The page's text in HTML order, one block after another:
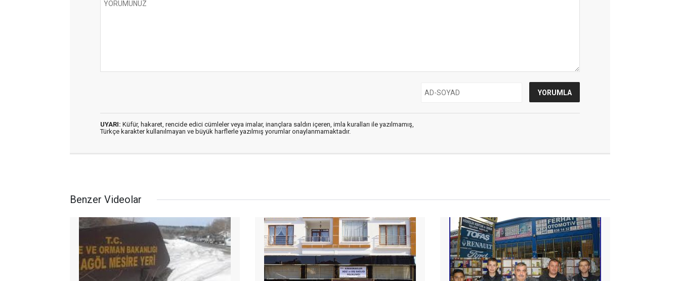
UYARI: Küfür, hakaret, rencide edici cümleler veya imalar, inançlara saldırı içeren, imla kuralları ile yazılmamış,
Türkçe karakter kullanılmayan ve büyük harflerle yazılmış yorumlar onaylanmamaktadır.
Benzer Videolar